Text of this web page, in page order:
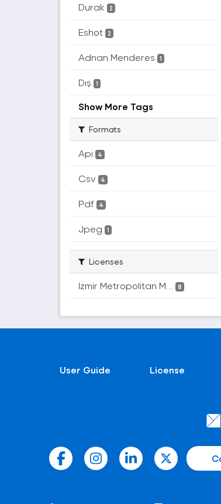
Durak 2
Eshot 2
Adnan Menderes 1
Dış 1
Show More Tags
Formats
Api 4
Csv 4
Pdf 4
Jpeg 1
Licenses
Izmir Metropolitan M... 8
User Guide License